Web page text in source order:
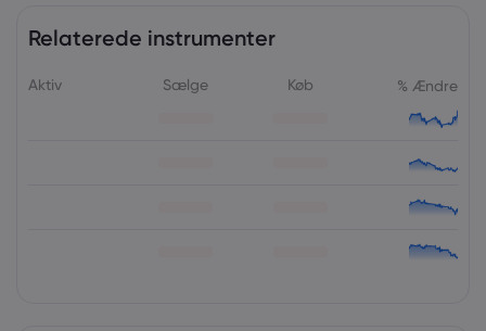
Relaterede instrumenter
Aktiv Sælge Køb % Ændre